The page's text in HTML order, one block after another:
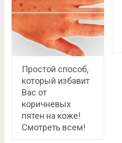
Простой способ,
который избавит
Вас от
коричневых
пятен на коже!
Смотреть всем!